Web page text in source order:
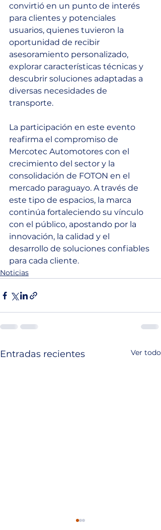
convirtió en un punto de interés
para clientes y potenciales
usuarios, quienes tuvieron la
oportunidad de recibir
asesoramiento personalizado,
explorar características técnicas y
descubrir soluciones adaptadas a
diversas necesidades de
transporte.
La participación en este evento
reafirma el compromiso de
Mercotec Automotores con el
crecimiento del sector y la
consolidación de FOTON en el
mercado paraguayo. A través de
este tipo de espacios, la marca
continúa fortaleciendo su vínculo
con el público, apostando por la
innovación, la calidad y el
desarrollo de soluciones confiables
para cada cliente.
Noticias
Entradas recientes Ver todo